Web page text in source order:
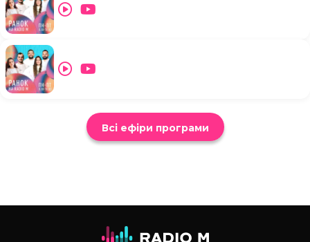
Всі ефіри програми